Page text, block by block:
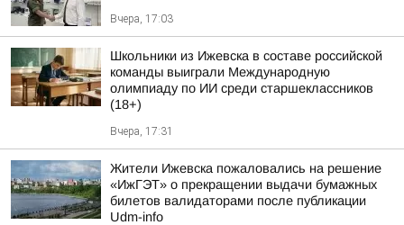
Вчера, 17:03
Школьники из Ижевска в составе российской
команды выиграли Международную
олимпиаду по ИИ среди старшеклассников
(18+)
Вчера, 17:31
Жители Ижевска пожаловались на решение
«ИжГЭТ» о прекращении выдачи бумажных
билетов валидаторами после публикации
Udm-info